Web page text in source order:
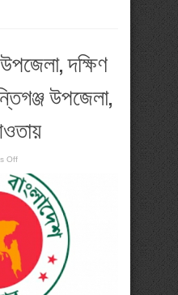
দক্ষিণ
উপজেলা,
Offon
আরও
তিনটি
উপজেলা,
দক্ষিণ
সুনামগঞ্জ
হচ্ছে
উপজেলা,
শাবিপ্রবি
সিটির
আওতায়